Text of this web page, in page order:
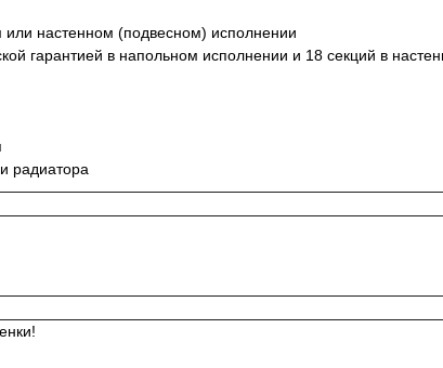
настенном (подвесном) исполнении
гарантией в напольном исполнении и 18 секций в
радиатора